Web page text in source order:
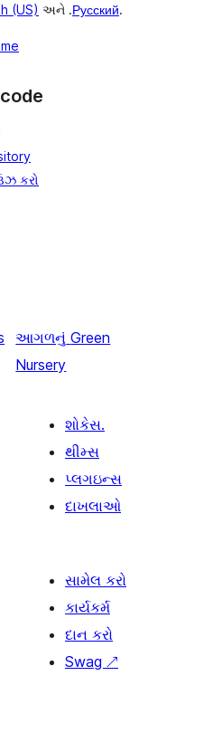
(US) અને .Русский.
કરો
આગળનું Green
Nursery
શોકેસ.
થીમ્સ
પ્લગઇન્સ
દાખલાઓ
સામેલ કરો
કાર્યકર્મ
દાન કરો
Swag ↗